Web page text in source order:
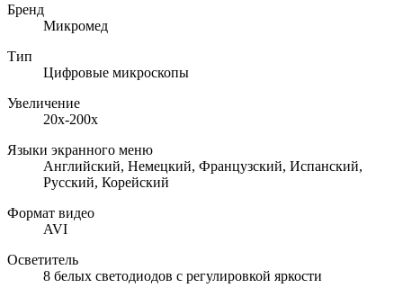
Бренд
Микромед
Тип
Цифровые микроскопы
Увеличение
20x-200x
Языки экранного меню
Английский, Немецкий, Французский, Испанский,
Русский, Корейский
Формат видео
AVI
Осветитель
8 белых светодиодов с регулировкой яркости